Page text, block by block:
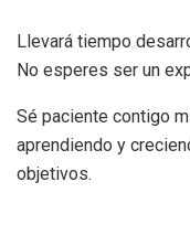
Llevará tiempo
No esperes ser un
Sé paciente contigo
aprendiendo y
objetivos.